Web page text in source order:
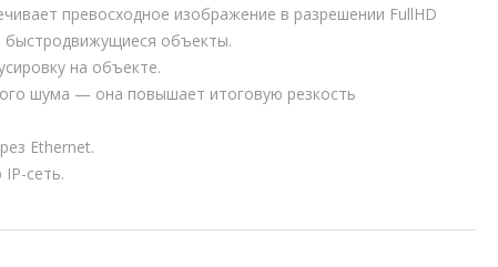
превосходное изображение в разрешении FullHD
быстродвижущиеся объекты.
на объекте.
шума — она повышает итоговую резкость
Ethernet.
сеть.